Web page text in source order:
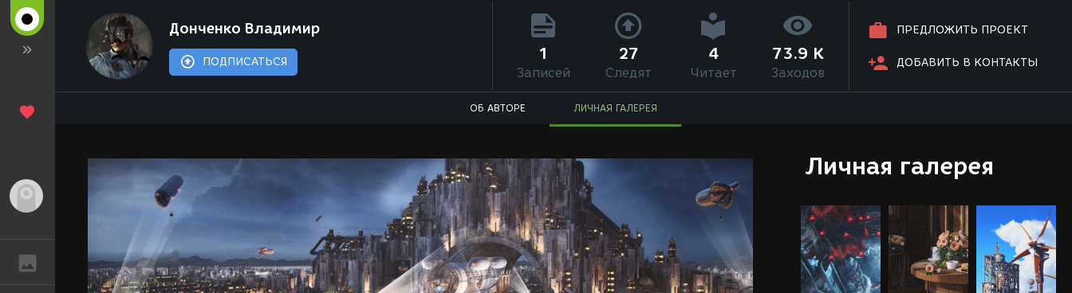
ГАЛЕРЕЯ
Донченко Владимир
ПОДПИСАТЬСЯ
ПРЕДЛОЖИТЬ ПРОЕКТ
ДОБАВИТЬ В КОНТАКТЫ
1
Записей
27
Следят
4
Читает
73.9 K
Заходов
ОБ АВТОРЕ ЛИЧНАЯ ГАЛЕРЕЯ
Личная галерея